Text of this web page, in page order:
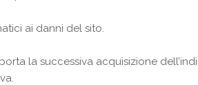
ai danni del sito.
la successiva acquisizione